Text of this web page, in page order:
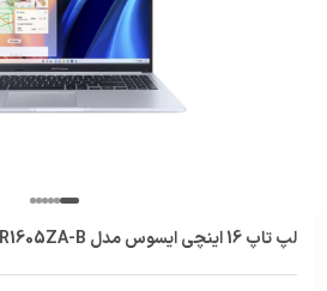
لپ تاپ 16 اینچی ایسوس مدل Asus VivoBook 16 R1605ZA-B